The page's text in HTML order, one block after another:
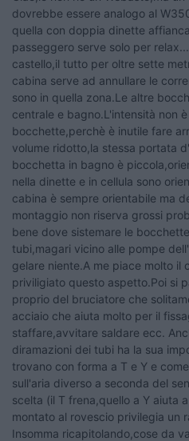
dovrebbe essere analogo al
quella con doppia dinette
passeggero serve solo per
castello,il tutto per oltre sette
cabina serve ad annullare le
sono in quella zona.Le altre
centrale e bagno.L'intensità non
bocchette,perchè è inutile fare
volume ridotto,la stessa portata
bocchetta in bagno è
nella dinette e in cellula sono
cabina è sempre orientabile ma
montaggio non riserva grossi
bene dove sistemare le
tubi,magari vicino alle pompe
gelare niente.A me piace molto il
priviligiato questo aspetto.Poi si
proprio del bruciatore che
acciaio che aiuta molto per il
staffare,avvitare saldare ecc.
diramazioni dei tubi ha la sua
trovano con forma a T e Y e
sull'aria diverso a seconda del
scelta (il T frena,quello a Y aiuta
montato al rovescio privilegia un
Insomma ricapitolando,cose da